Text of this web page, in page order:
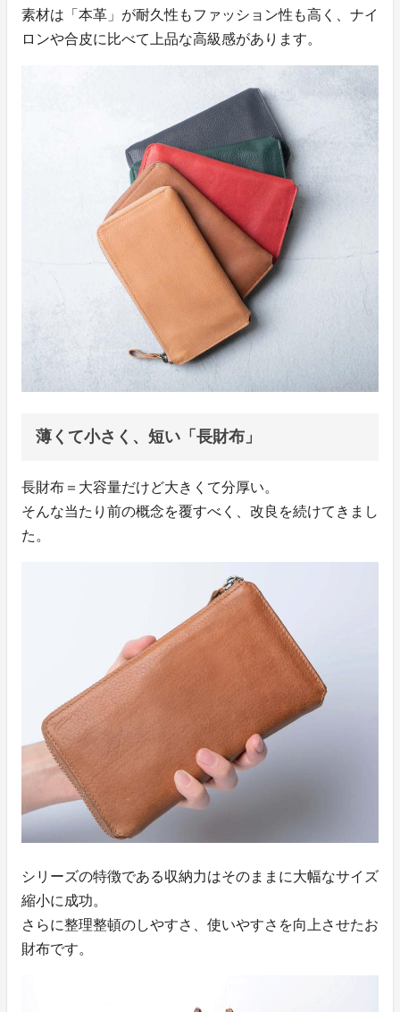
素材は「本革」が耐久性もファッション性も高く、ナイ
ロンや合皮に比べて上品な高級感があります。
薄くて小さく、短い「長財布」
長財布＝大容量だけど大きくて分厚い。
そんな当たり前の概念を覆すべく、改良を続けてきまし
た。
シリーズの特徴である収納力はそのままに大幅なサイズ
縮小に成功。
さらに整理整頓のしやすさ、使いやすさを向上させたお
財布です。